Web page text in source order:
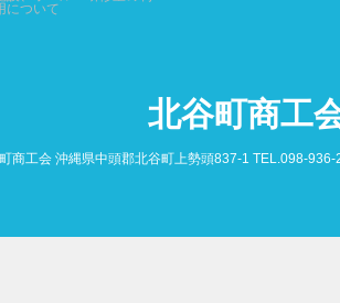
について
北谷町商工
商工会 沖縄県中頭郡北谷町上勢頭837-1 TEL.098-